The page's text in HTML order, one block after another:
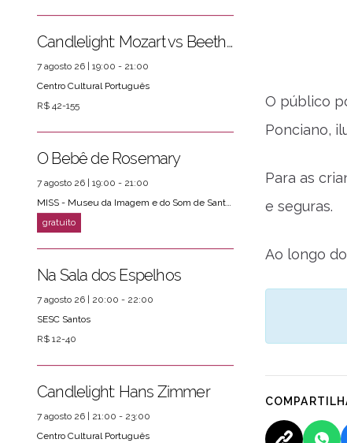
O público
Ponciano,
Para as
e seguras.
Ao longo
Candlelight: Mozart vs Beethoven
7 agosto 26 | 19:00 - 21:00
Centro Cultural Português
R$ 42-155
O Bebê de Rosemary
7 agosto 26 | 19:00 - 21:00
MISS - Museu da Imagem e do Som de Santos
Na Sala dos Espelhos
7 agosto 26 | 20:00 - 22:00
SESC Santos
R$ 12-40
Candlelight: Hans Zimmer
7 agosto 26 | 21:00 - 23:00
Centro Cultural Português